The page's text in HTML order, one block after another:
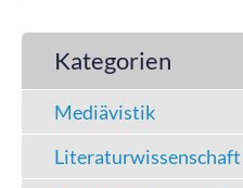
Kategorien
Mediävistik
Literaturwissenschaft